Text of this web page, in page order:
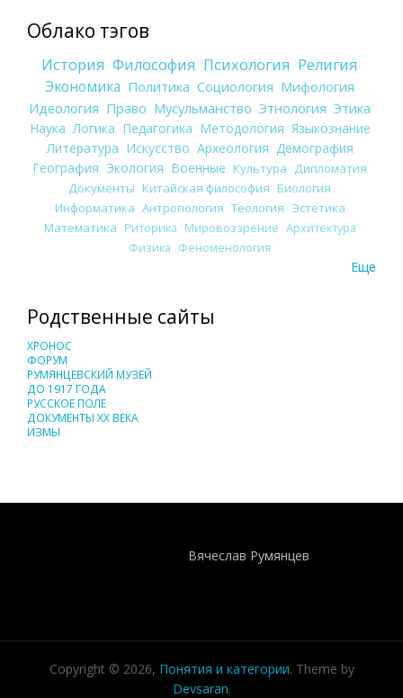
Облако тэгов
История Философия Психология Религия
Экономика Политика Социология Мифология
Идеология Право Мусульманство Этнология Этика
Наука Логика Педагогика Методология Языкознание
Литература Искусство Археология Демография
География Экология Военные Культура
Дипломатия
Документы Китайская философия Биология
Информатика Антропология Теология Эстетика
Математика Риторика Мировоззрение Архитектура
Физика Феноменология
Еще
Родственные сайты
ХРОНОС
ФОРУМ
РУМЯНЦЕВСКИЙ МУЗЕЙ
ДО 1917 ГОДА
РУССКОЕ ПОЛЕ
ДОКУМЕНТЫ XX ВЕКА
ИЗМЫ
Вячеслав Румянцев
Copyright © 2026, Понятия и категории. Theme by
Devsaran.